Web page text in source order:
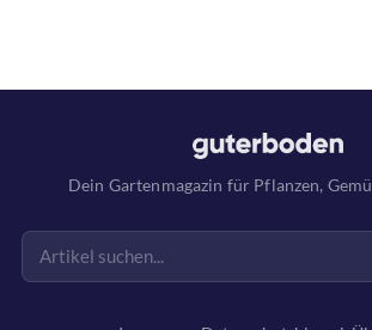
Dein Gartenmagazin für Pflanzen,